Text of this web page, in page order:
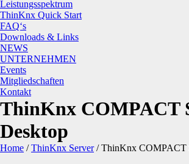
Leistungsspektrum
ThinKnx Quick Start
FAQ‘s
Downloads & Links
NEWS
UNTERNEHMEN
Events
Mitgliedschaften
Kontakt
ThinKnx COMPACT
Desktop
Home /ThinKnx Server/ThinKnx COMPACT